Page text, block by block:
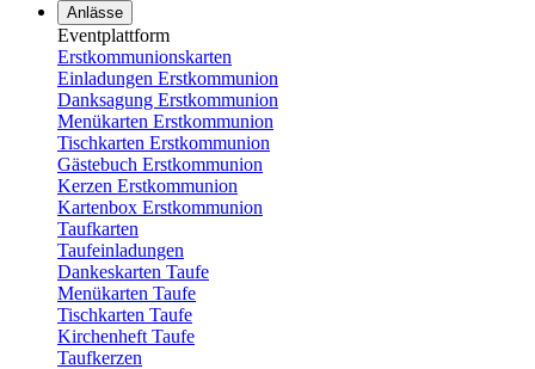
Anlässe
Eventplattform
Erstkommunionskarten
Einladungen Erstkommunion
Danksagung Erstkommunion
Menükarten Erstkommunion
Tischkarten Erstkommunion
Gästebuch Erstkommunion
Kerzen Erstkommunion
Kartenbox Erstkommunion
Taufkarten
Taufeinladungen
Dankeskarten Taufe
Menükarten Taufe
Tischkarten Taufe
Kirchenheft Taufe
Taufkerzen